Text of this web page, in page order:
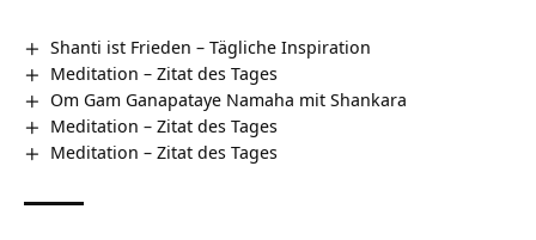
Shanti ist Frieden – Tägliche Inspiration
Meditation – Zitat des Tages
Om Gam Ganapataye Namaha mit Shankara
Meditation – Zitat des Tages
Meditation – Zitat des Tages